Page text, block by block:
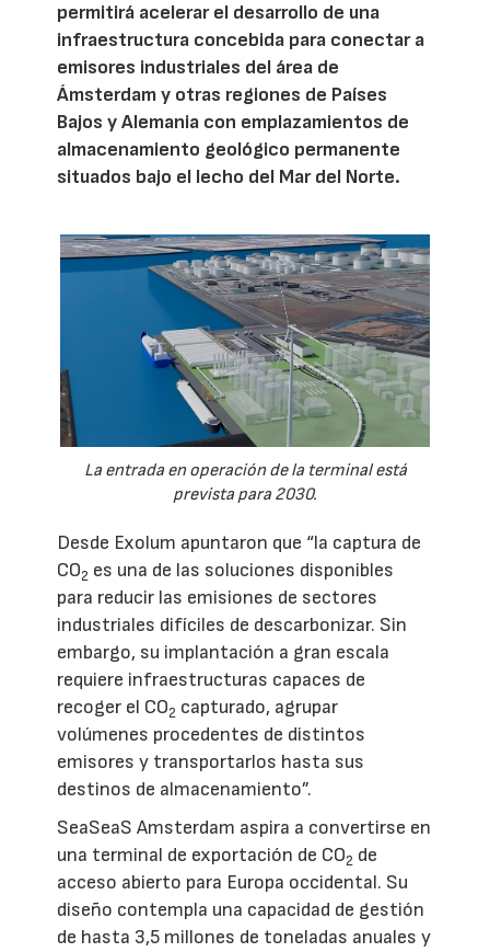
permitirá acelerar el desarrollo de una
infraestructura concebida para conectar a
emisores industriales del área de
Ámsterdam y otras regiones de Países
Bajos y Alemania con emplazamientos de
almacenamiento geológico permanente
situados bajo el lecho del Mar del Norte.
La entrada en operación de la terminal está
prevista para 2030.
Desde Exolum apuntaron que “la captura de
CO2 es una de las soluciones disponibles
para reducir las emisiones de sectores
industriales difíciles de descarbonizar. Sin
embargo, su implantación a gran escala
requiere infraestructuras capaces de
recoger el CO2 capturado, agrupar
volúmenes procedentes de distintos
emisores y transportarlos hasta sus
destinos de almacenamiento”.
SeaSeaS Amsterdam aspira a convertirse en
una terminal de exportación de CO2 de
acceso abierto para Europa occidental. Su
diseño contempla una capacidad de gestión
de hasta 3,5 millones de toneladas anuales y